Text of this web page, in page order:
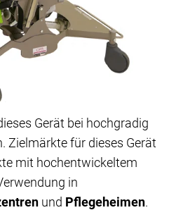
Gerät bei hochgradig
Zielmärkte für dieses Gerät
mit hochentwickeltem
in
und Pflegeheimen.